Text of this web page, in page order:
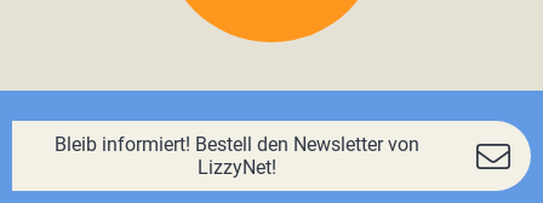
Bleib informiert! Bestell den Newsletter von
LizzyNet!